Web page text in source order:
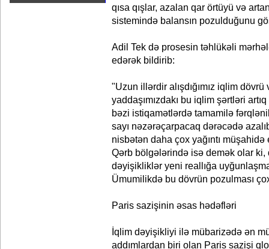
qısa qışlar, azalan qar örtüyü və
sistemində balansın pozulduğunu
Adil Tek də prosesin təhlükəli
edərək bildirib:
"Uzun illərdir alışdığımız iqlim
yaddaşımızdakı bu iqlim şərtləri
bəzi istiqamətlərdə tamamilə
sayı nəzərəçarpacaq dərəcədə
nisbətən daha çox yağıntı
Qərb bölgələrində isə demək olar ki,
dəyişikliklər yeni reallığa
Ümumilikdə bu dövrün pozulması
Paris sazişinin əsas hədəfləri
İqlim dəyişikliyi ilə mübarizədə ən
addımlardan biri olan Paris sazişi